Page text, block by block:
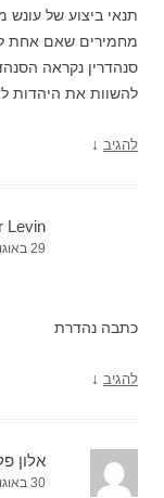
תנאי ביצוע של
מחמירים שאם אחת
סנהדרין נקראה
להשוות את היהדות
להגיב ↓
Levin
29 באוגוסט 2014 בשעה 16:57
כתבה נהדרת
להגיב ↓
אלון
30 באוגוסט 2014 בשעה 13:45